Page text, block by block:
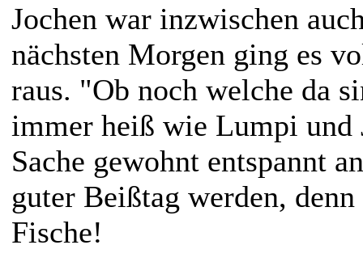
Jochen war inzwischen
nächsten Morgen ging es
raus. "Ob noch welche da
immer heiß wie Lumpi und
Sache gewohnt entspannt
guter Beißtag werden,
Fische!